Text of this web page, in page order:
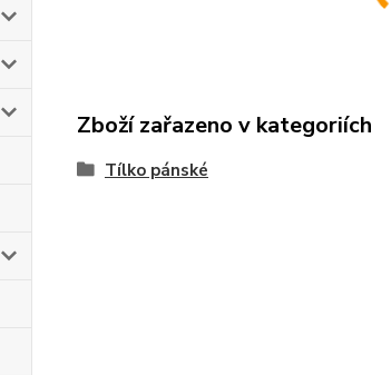
Zboží zařazeno v kategoriích
Tílko pánské